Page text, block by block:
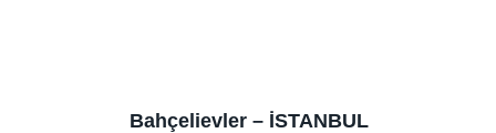
Bahçelievler – İSTANBUL